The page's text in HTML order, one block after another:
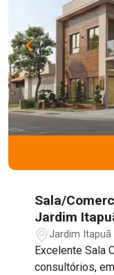
Sala/
Jardim
Jardim Itapuã
Excelente Sala
consultórios,